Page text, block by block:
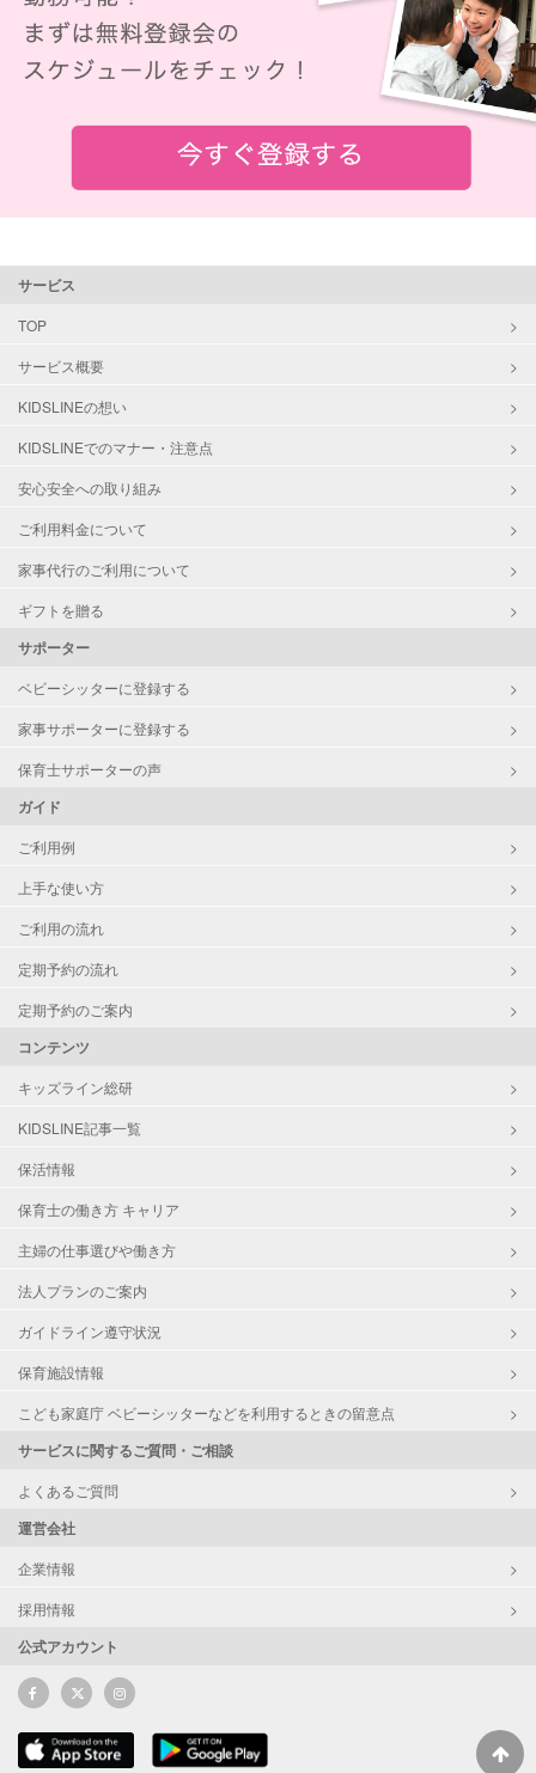
サービス
TOP
サービス概要
KIDSLINEの想い
KIDSLINEでのマナー・注意点
安心安全への取り組み
ご利用料金について
家事代行のご利用について
ギフトを贈る
サポーター
ベビーシッターに登録する
家事サポーターに登録する
保育士サポーターの声
ガイド
ご利用例
上手な使い方
ご利用の流れ
定期予約の流れ
定期予約のご案内
コンテンツ
キッズライン総研
KIDSLINE記事一覧
保活情報
保育士の働き方 キャリア
主婦の仕事選びや働き方
法人プランのご案内
ガイドライン遵守状況
保育施設情報
こども家庭庁 ベビーシッターなどを利用するときの留意点
サービスに関するご質問・ご相談
よくあるご質問
運営会社
企業情報
採用情報
公式アカウント